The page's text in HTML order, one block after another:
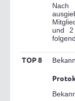
und 2
TOP 8